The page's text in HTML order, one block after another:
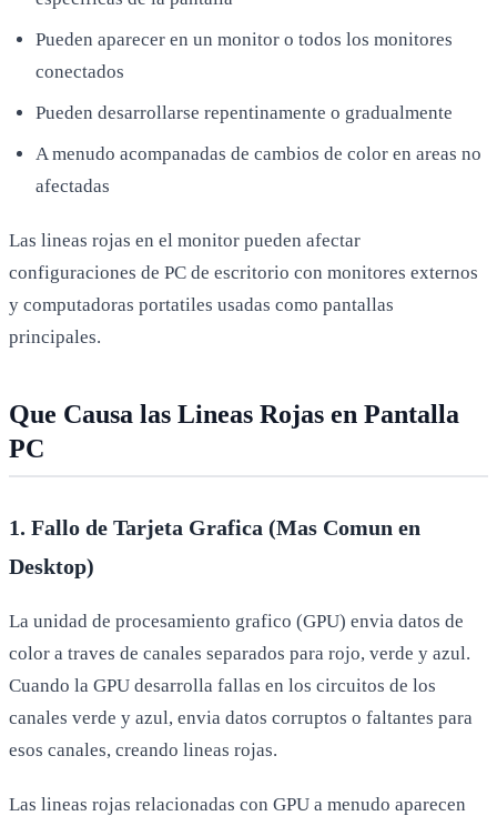
Pueden aparecer en un monitor o todos los monitores
conectados
Pueden desarrollarse repentinamente o gradualmente
A menudo acompanadas de cambios de color en areas no
afectadas
Las lineas rojas en el monitor pueden afectar
configuraciones de PC de escritorio con monitores externos
y computadoras portatiles usadas como pantallas
principales.
Que Causa las Lineas Rojas en Pantalla
PC
1. Fallo de Tarjeta Grafica (Mas Comun en
Desktop)
La unidad de procesamiento grafico (GPU) envia datos de
color a traves de canales separados para rojo, verde y azul.
Cuando la GPU desarrolla fallas en los circuitos de los
canales verde y azul, envia datos corruptos o faltantes para
esos canales, creando lineas rojas.
Las lineas rojas relacionadas con GPU a menudo aparecen